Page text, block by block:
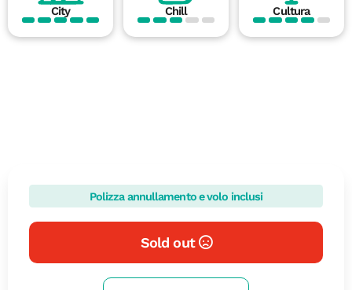
City Chill Cultura
Polizza annullamento e volo inclusi
Sold out